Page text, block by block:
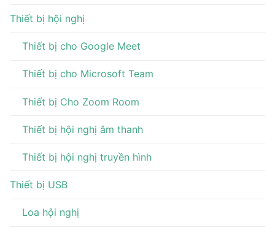
Thiết bị hội nghị
Thiết bị cho Google Meet
Thiết bị cho Microsoft Team
Thiết bị Cho Zoom Room
Thiết bị hội nghị âm thanh
Thiết bị hội nghị truyền hình
Thiết bị USB
Loa hội nghị